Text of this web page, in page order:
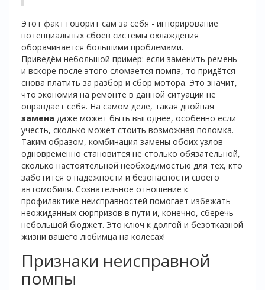
Этот факт говорит сам за себя - игнорирование
потенциальных сбоев системы охлаждения
оборачивается большими проблемами.
Приведём небольшой пример: если заменить ремень
и вскоре после этого сломается помпа, то придётся
снова платить за разбор и сбор мотора. Это значит,
что экономия на ремонте в данной ситуации не
оправдает себя. На самом деле, такая двойная
замена даже может быть выгоднее, особенно если
учесть, сколько может стоить возможная поломка.
Таким образом, комбинация замены обоих узлов
одновременно становится не столько обязательной,
сколько настоятельной необходимостью для тех, кто
заботится о надежности и безопасности своего
автомобиля. Сознательное отношение к
профилактике неисправностей помогает избежать
неожиданных сюрпризов в пути и, конечно, сберечь
небольшой бюджет. Это ключ к долгой и безотказной
жизни вашего любимца на колесах!
Признаки неисправной
помпы